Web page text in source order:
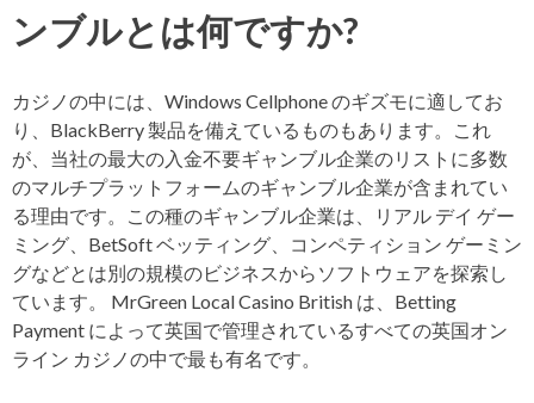
ンブルとは何ですか?
カジノの中には、Windows Cellphone のギズモに適してお
り、BlackBerry 製品を備えているものもあります。これ
が、当社の最大の入金不要ギャンブル企業のリストに多数
のマルチプラットフォームのギャンブル企業が含まれてい
る理由です。この種のギャンブル企業は、リアル デイ ゲー
ミング、BetSoft ベッティング、コンペティション ゲーミン
グなどとは別の規模のビジネスからソフトウェアを探索し
ています。 MrGreen Local Casino British は、Betting
Payment によって英国で管理されているすべての英国オン
ライン カジノの中で最も有名です。